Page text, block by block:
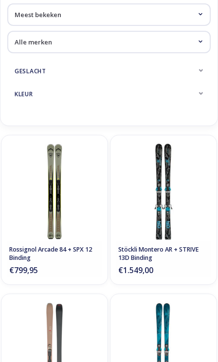
GESLACHT
KLEUR
Rossignol Arcade 84 + SPX 12
Binding
€799,95
Stöckli Montero AR + STRIVE
13D Binding
€1.549,00